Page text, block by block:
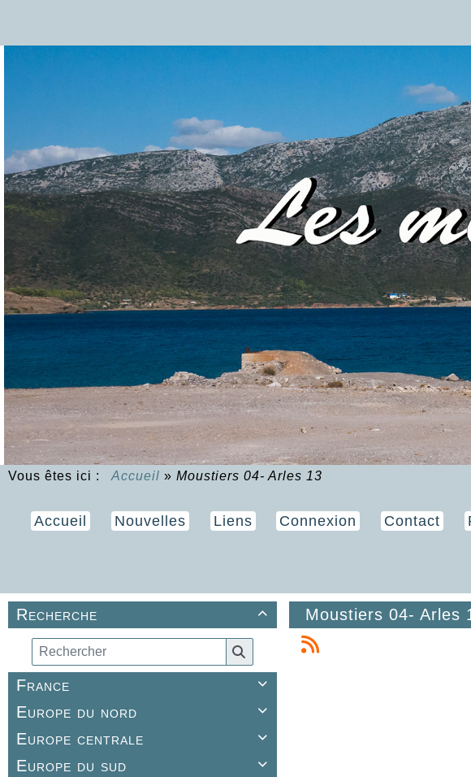
Vous êtes ici : Accueil » Moustiers 04- Arles 13
Accueil Nouvelles Liens Connexion Contact

Recherche

France

Europe du nord

Europe centrale

Europe du sud
Moustiers 04- Arles